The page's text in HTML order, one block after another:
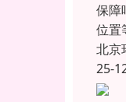
保障
位置
北京
25-